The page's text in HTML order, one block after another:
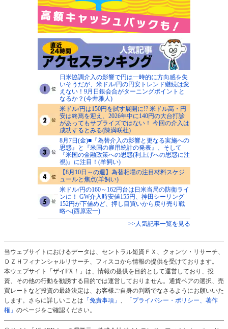
日米協調介入の影響で円は一時的に方向感を失
いそうだが、米ドル/円の円安トレンド継続は変
えない！9月日銀会合がターニングポイントと
なるか？(今井雅人)
米ドル/円は150円を試す展開に!? 米ドル高・円
安は終焉を迎え、2026年中に140円の大台打診
があってもサプライズではない！ 今回の介入は
成功するとみる(陳満咲杜)
8月7日(金)■『為替介入の影響と更なる実施への
思惑』と『米国の雇用統計の発表』、そして
『米国の金融政策への思惑(利上げへの思惑に注
視)』に注目！(羊飼い)
【8月10日～の週】為替相場の注目材料スケジ
ュールと焦点(羊飼い)
米ドル/円の160～162円台は日米当局の防衛ライ
ンに！ GW介入時安値155円、神田シーリング
152円が下値めど、押し目買いから戻り売り戦
略へ(西原宏一)
>>人気記事一覧を見る
当ウェブサイトにおけるデータは、セントラル短資ＦＸ、クォンツ・リサーチ、
ＤＺＨフィナンシャルリサーチ、フィスコから情報の提供を受けております。
本ウェブサイト「ザイFX！」は、情報の提供を目的として運営しており、投
資、その他の行動を勧誘する目的では運営しておりません。通貨ペアの選択、売
買レートなど投資の最終決定は、お客様ご自身の判断でなさるようにお願いいた
します。さらに詳しいことは 「免責事項」 、
「プライバシー・ポリシー、著作
権」 のページをご確認ください。